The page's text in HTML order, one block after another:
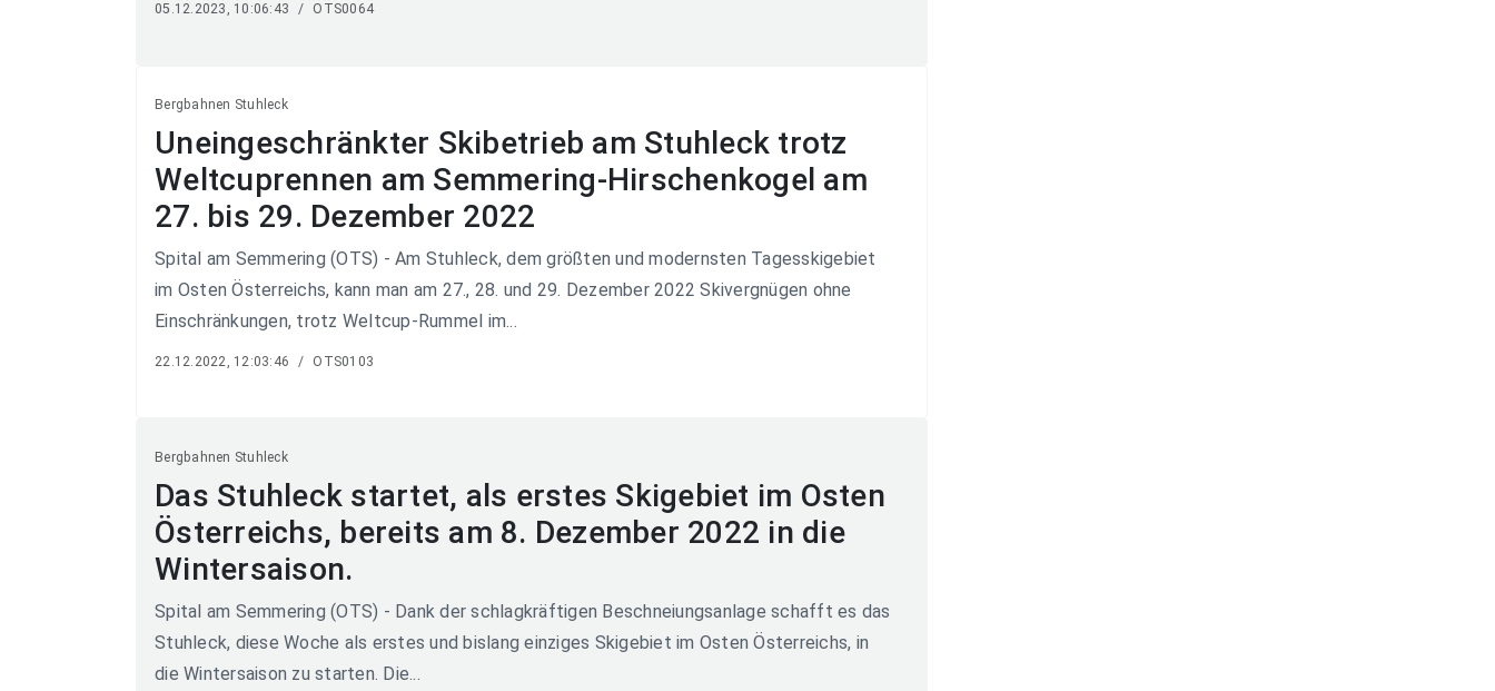
05.12.2023, 10:06:43 / OTS0064
Bergbahnen Stuhleck
Uneingeschränkter Skibetrieb am Stuhleck trotz
Weltcuprennen am Semmering-Hirschenkogel am
27. bis 29. Dezember 2022
Spital am Semmering (OTS) - Am Stuhleck, dem größten und modernsten Tagesskigebiet
im Osten Österreichs, kann man am 27., 28. und 29. Dezember 2022 Skivergnügen ohne
Einschränkungen, trotz Weltcup-Rummel im...
22.12.2022, 12:03:46 / OTS0103
Bergbahnen Stuhleck
Das Stuhleck startet, als erstes Skigebiet im Osten
Österreichs, bereits am 8. Dezember 2022 in die
Wintersaison.
Spital am Semmering (OTS) - Dank der schlagkräftigen Beschneiungsanlage schafft es das
Stuhleck, diese Woche als erstes und bislang einziges Skigebiet im Osten Österreichs, in
die Wintersaison zu starten. Die...